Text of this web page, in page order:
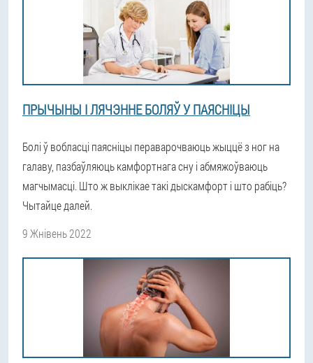
ПРЫЧЫНЫ І ЛЯЧЭННЕ БОЛЯЎ У ПАЯСНІЦЫ
Болі ў вобласці паясніцы пераварочваюць жыццё з ног на
галаву, пазбаўляюць камфортнага сну і абмяжоўваюць
магчымасці. Што ж выклікае такі дыскамфорт і што рабіць?
Чытайце далей.
9 Жнівень 2022